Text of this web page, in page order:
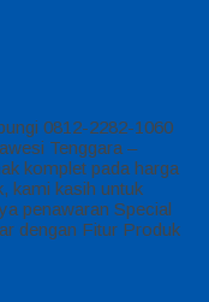
0812-2282-1060
Tenggara –
komplet pada harga
kami kasih untuk
penawaran Special
dengan Fitur Produk